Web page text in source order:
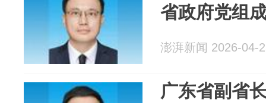
省政府党组
澎湃新闻 2026-04-
广东省副省